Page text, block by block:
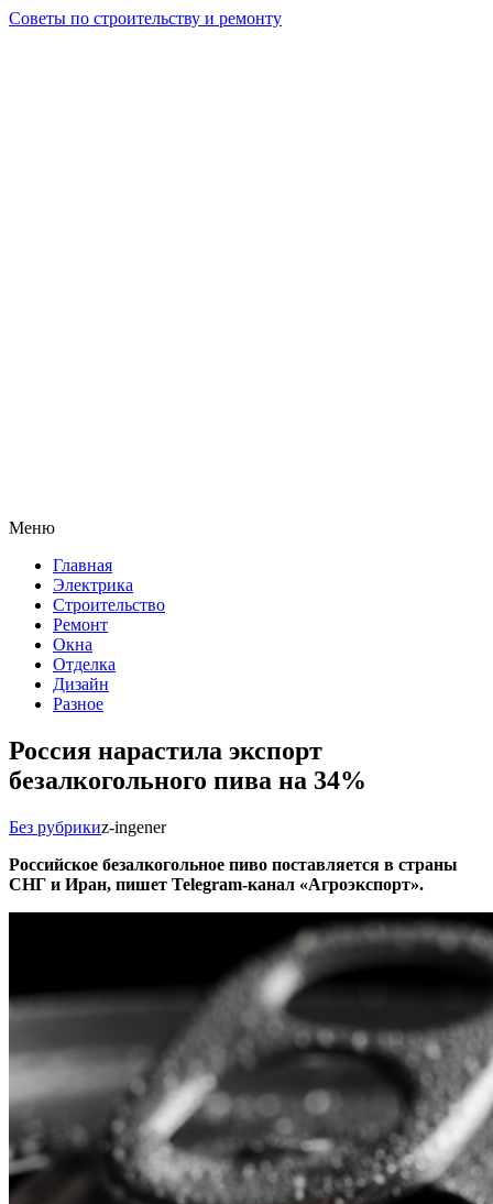
Советы по строительству и ремонту
Меню
Главная
Электрика
Строительство
Ремонт
Окна
Отделка
Дизайн
Разное
Россия нарастила экспорт
безалкогольного пива на 34%
Без рубрикиz-ingener
Российское безалкогольное пиво поставляется в страны
СНГ и Иран, пишет Telegram-канал «Агроэкспорт».